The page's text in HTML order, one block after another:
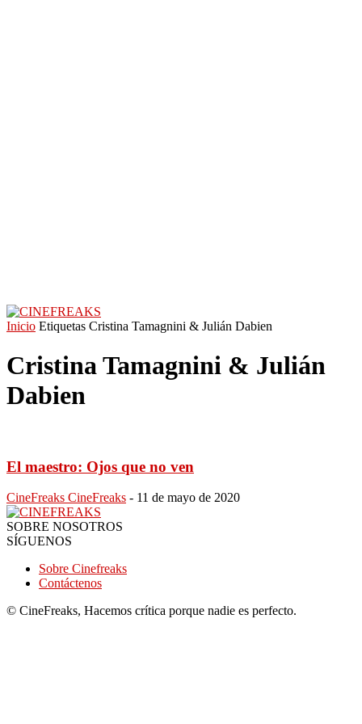
Inicio Etiquetas Cristina Tamagnini & Julián Dabien
Cristina Tamagnini & Julián
Dabien
El maestro: Ojos que no ven
CineFreaks CineFreaks - 11 de mayo de 2020
SOBRE NOSOTROS
SÍGUENOS
Sobre Cinefreaks
Contáctenos
© CineFreaks, Hacemos crítica porque nadie es perfecto.